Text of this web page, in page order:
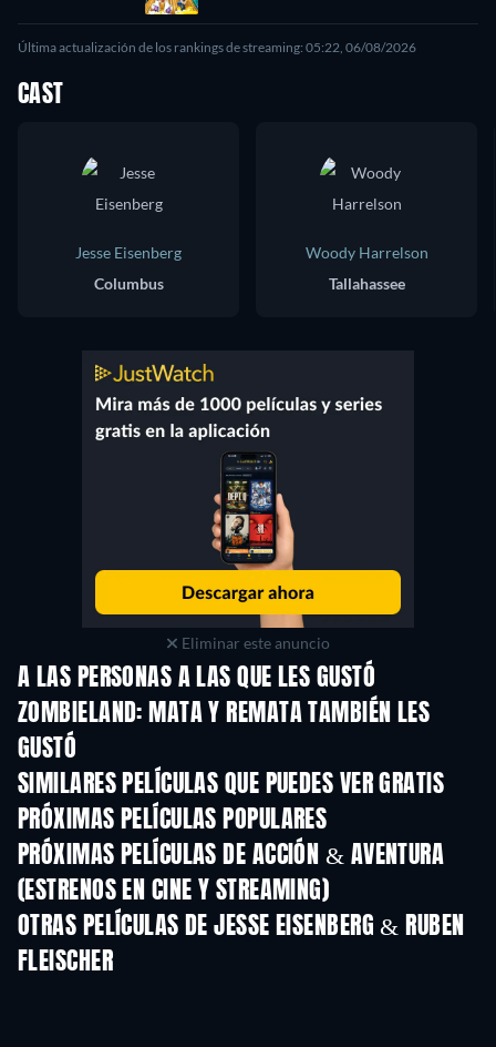
Última actualización de los rankings de streaming: 05:22, 06/08/2026
CAST
Jesse Eisenberg
Columbus
Woody Harrelson
Tallahassee
Eliminar este anuncio
A LAS PERSONAS A LAS QUE LES GUSTÓ
ZOMBIELAND: MATA Y REMATA TAMBIÉN LES
GUSTÓ
SIMILARES PELÍCULAS QUE PUEDES VER GRATIS
PRÓXIMAS PELÍCULAS POPULARES
PRÓXIMAS PELÍCULAS DE ACCIÓN & AVENTURA
(ESTRENOS EN CINE Y STREAMING)
OTRAS PELÍCULAS DE JESSE EISENBERG & RUBEN
FLEISCHER